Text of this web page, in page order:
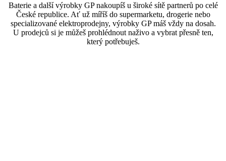
Baterie a další výrobky GP nakoupíš u široké sítě partnerů po celé
České republice. Ať už míříš do supermarketu, drogerie nebo
specializované elektroprodejny, výrobky GP máš vždy na dosah.
U prodejců si je můžeš prohlédnout naživo a vybrat přesně ten,
který potřebuješ.